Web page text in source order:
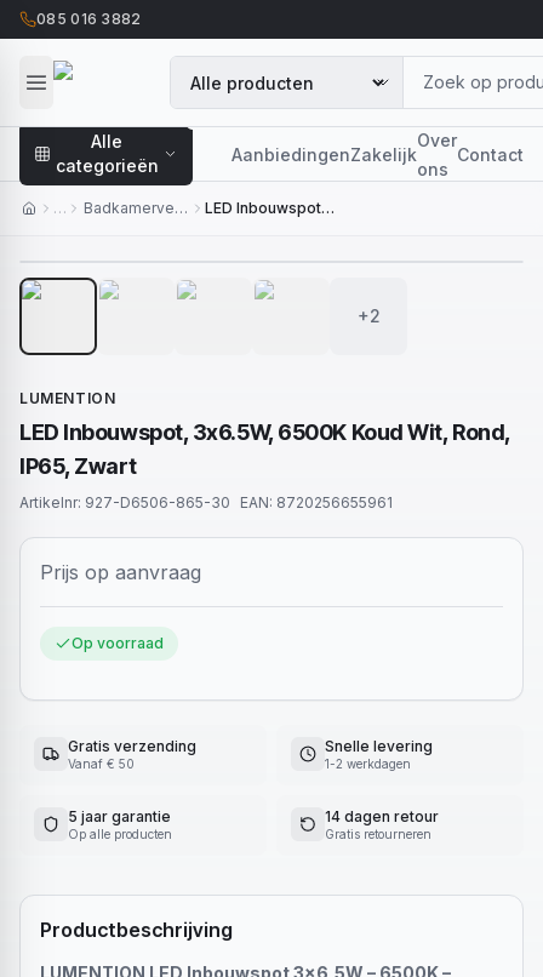
085 016 3882
Alle
categorieën
AanbiedingenZakelijk
Over
ons
Contact
… Badkamerverlichting
LED Inbouwspot, 3x6.5W, 6500K Koud Wit, Rond, IP65, Zwart
+2
LUMENTION
LED Inbouwspot, 3x6.5W, 6500K Koud Wit, Rond,
IP65, Zwart
Artikelnr: 927-D6506-865-30 EAN: 8720256655961
Prijs op aanvraag
Op voorraad
Gratis verzending
Vanaf € 50
Snelle levering
1-2 werkdagen
5 jaar garantie
Op alle producten
14 dagen retour
Gratis retourneren
Productbeschrijving
LUMENTION LED Inbouwspot 3x6,5W – 6500K –